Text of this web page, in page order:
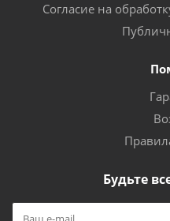
Согласие на
Будьте